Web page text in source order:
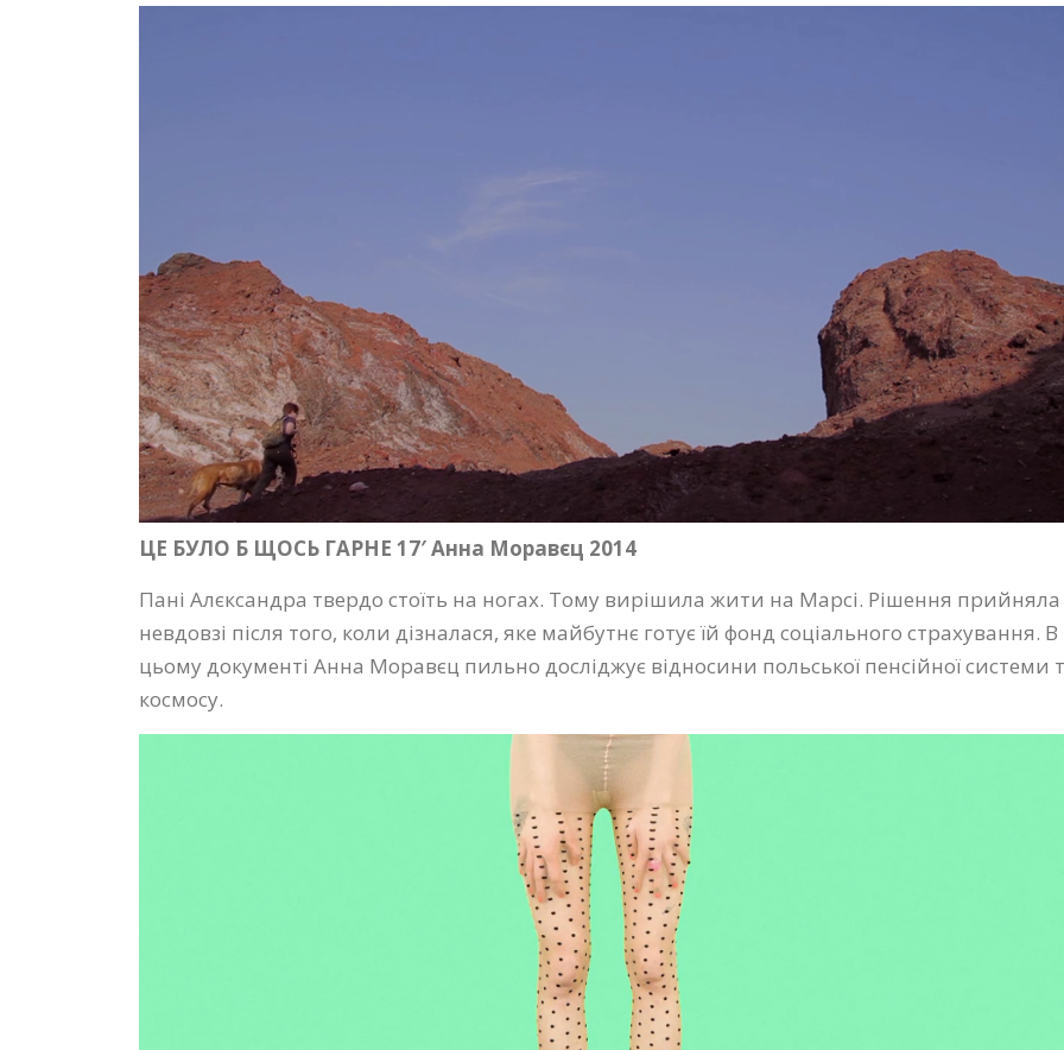
ЦЕ БУЛО Б ЩОСЬ ГАРНЕ 17′ Анна Моравєц 2014
Пані Алєксандра твердо стоїть на ногах. Тому вирішила жити на Марсі. Рішення прийняла
невдовзі після того, коли дізналася, яке майбутнє готує їй фонд соціального страхування. В
цьому документі Анна Моравєц пильно досліджує відносини польської пенсійної системи
космосу.